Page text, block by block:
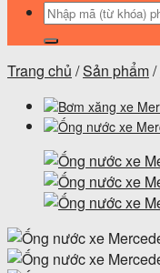
Tìm
Trang chủ /Sản phẩm/